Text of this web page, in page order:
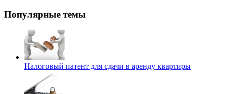
Популярные темы
Налоговый патент для сдачи в аренду квартиры